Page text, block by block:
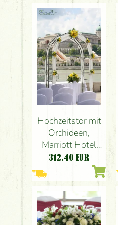
Budapest
Hochzeitstor mit
Orchideen,
Marriott Hotel
Budapest (gelbe
Lilien, Orchideen)
312.40 EUR